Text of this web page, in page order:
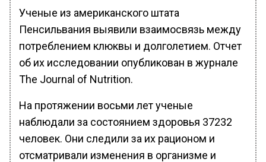
Ученые из американского штата
Пенсильвания выявили взаимосвязь между
потреблением клюквы и долголетием. Отчет
об их исследовании опубликован в журнале
The Journal of Nutrition.
На протяжении восьми лет ученые
наблюдали за состоянием здоровья 37232
человек. Они следили за их рационом и
отсматривали изменения в организме и